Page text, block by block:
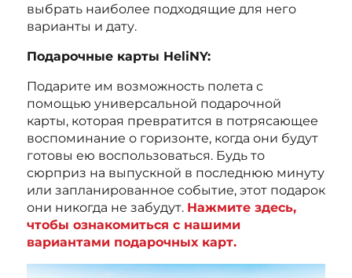
выбрать наиболее подходящие для него
варианты и дату.
Подарочные карты HeliNY:
Подарите им возможность полета с
помощью универсальной подарочной
карты, которая превратится в потрясающее
воспоминание о горизонте, когда они будут
готовы ею воспользоваться. Будь то
сюрприз на выпускной в последнюю минуту
или запланированное событие, этот подарок
они никогда не забудут. Нажмите здесь,
чтобы ознакомиться с нашими
вариантами подарочных карт.